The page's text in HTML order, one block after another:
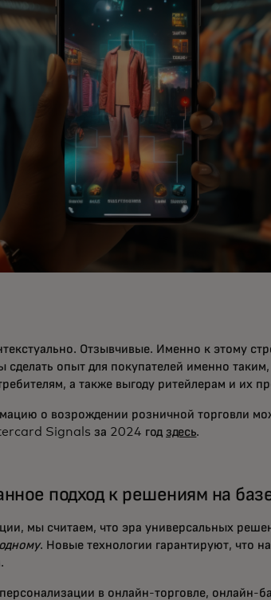
Отзывчивые. Именно к этому
сделать опыт для покупателей именно
а также выгоду ритейлерам и их
о возрождении розничной торговли
Signals за 2024 год здесь.
подход к решениям на
мы считаем, что эра универсальных
одному. Новые технологии гарантируют, что
в онлайн-торговле, онлайн-